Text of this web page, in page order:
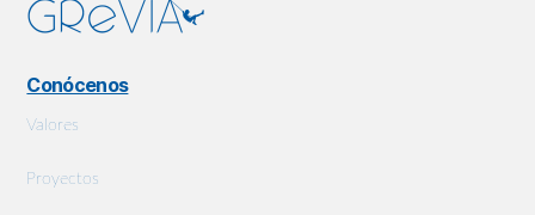
Conócenos
Valores
Proyectos